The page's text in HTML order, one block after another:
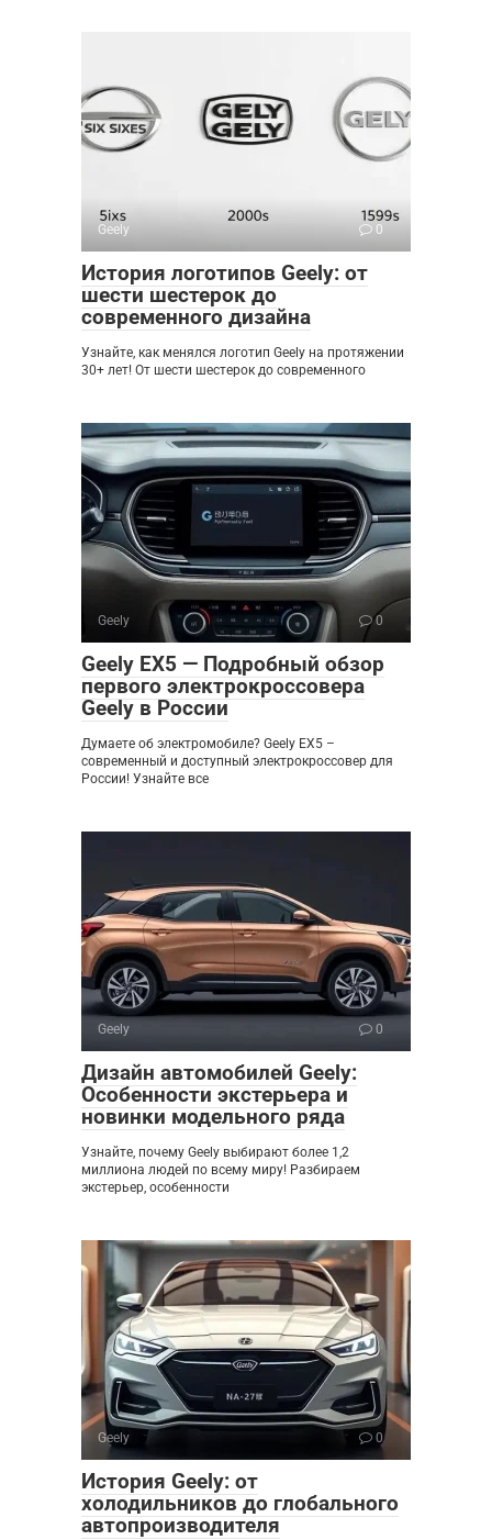
Geely 0
История логотипов Geely: от
шести шестерок до
современного дизайна
Узнайте, как менялся логотип Geely на протяжении
30+ лет! От шести шестерок до современного
Geely 0
Geely EX5 — Подробный обзор
первого электрокроссовера
Geely в России
Думаете об электромобиле? Geely EX5 –
современный и доступный электрокроссовер для
России! Узнайте все
Geely 0
Дизайн автомобилей Geely:
Особенности экстерьера и
новинки модельного ряда
Узнайте, почему Geely выбирают более 1,2
миллиона людей по всему миру! Разбираем
экстерьер, особенности
Geely 0
История Geely: от
холодильников до глобального
автопроизводителя